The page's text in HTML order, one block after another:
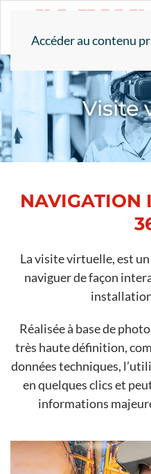
Accéder au contenu
Visite
NAVIGATION
La visite virtuelle, est
naviguer de façon
Réalisée à base de
très haute définition,
données techniques,
en quelques clics et
informations